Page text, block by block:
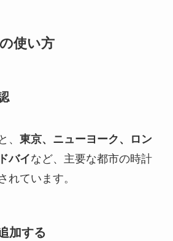
使い方
、 東京、ニューヨーク、ロン
バイなど、主要な都市の時計
れています。
加する